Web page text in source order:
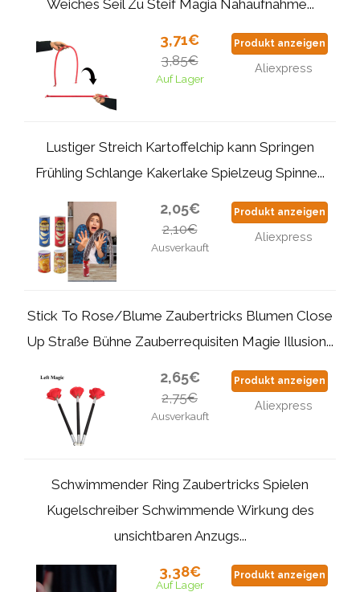
Weiches Seil Zu Steif Magia Nahaufnahme...
3,71€
3,85€
Auf Lager
Produkt anzeigen
Aliexpress
Lustiger Streich Kartoffelchip kann Springen
Frühling Schlange Kakerlake Spielzeug Spinne...
2,05€
2,10€
Ausverkauft
Produkt anzeigen
Aliexpress
Stick To Rose/Blume Zaubertricks Blumen Close
Up Straße Bühne Zauberrequisiten Magie Illusion...
2,65€
2,75€
Ausverkauft
Produkt anzeigen
Aliexpress
Schwimmender Ring Zaubertricks Spielen
Kugelschreiber Schwimmende Wirkung des
unsichtbaren Anzugs...
3,38€
Auf Lager
Produkt anzeigen